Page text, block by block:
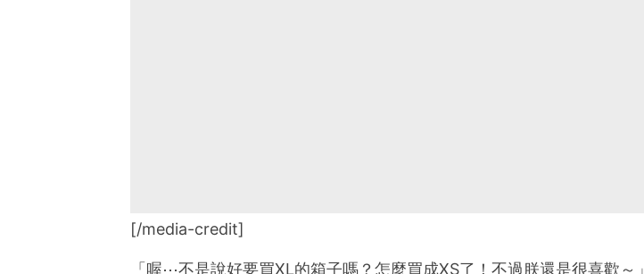
[/media-credit]
「喔⋯不是說好要買XL的箱子嗎？怎麼買成XS了！不過朕還是很喜歡～」